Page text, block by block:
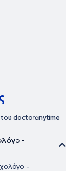
του doctoranytime
-
-